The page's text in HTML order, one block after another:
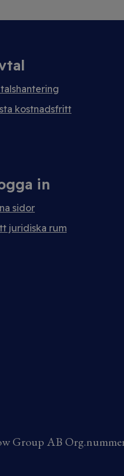
kostnadsfritt
in
sidor
juridiska rum
Group AB